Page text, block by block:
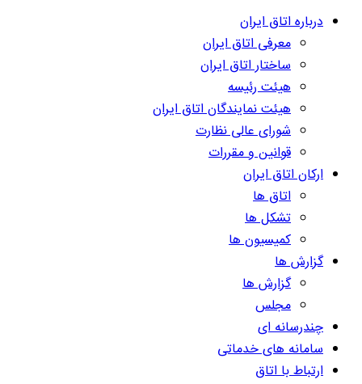
درباره اتاق ایران
معرفی اتاق ایران
ساختار اتاق ایران
هیئت رئیسه
هیئت نمایندگان اتاق ایران
شورای عالی نظارت
قوانین و مقررات
ارکان اتاق ایران
اتاق ها
تشکل ها
کمیسیون ها
گزارش ها
گزارش ها
مجلس
چندرسانه ای
سامانه های خدماتی
ارتباط با اتاق